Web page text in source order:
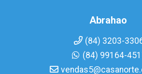
Abrahao
(84) 3203-
(84) 99164-